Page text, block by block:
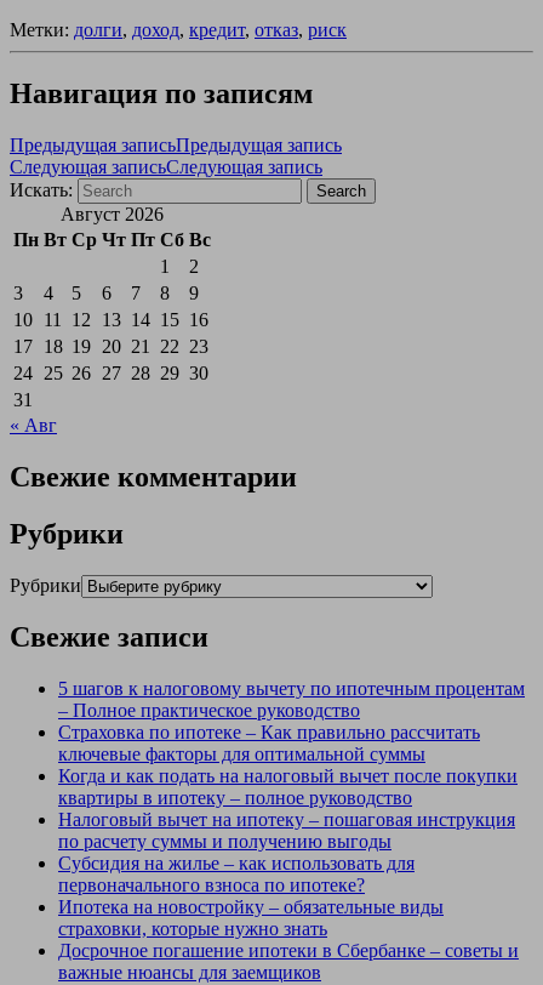
Метки: долги, доход, кредит, отказ, риск
Навигация по записям
Предыдущая записьПредыдущая запись
Следующая записьСледующая запись
Искать:
Search
Август 2026
Пн Вт Ср Чт Пт Сб Вс
1
2
3
4 5 6 7 8
9
10 11 12 13 14 15 16
17 18 19 20 21 22 23
24 25 26 27 28 29 30
31
« Авг
Свежие комментарии
Рубрики
Рубрики
Свежие записи
5 шагов к налоговому вычету по ипотечным процентам
– Полное практическое руководство
Страховка по ипотеке – Как правильно рассчитать
ключевые факторы для оптимальной суммы
Когда и как подать на налоговый вычет после покупки
квартиры в ипотеку – полное руководство
Налоговый вычет на ипотеку – пошаговая инструкция
по расчету суммы и получению выгоды
Субсидия на жилье – как использовать для
первоначального взноса по ипотеке?
Ипотека на новостройку – обязательные виды
страховки, которые нужно знать
Досрочное погашение ипотеки в Сбербанке – советы и
важные нюансы для заемщиков